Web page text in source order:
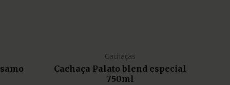
Cachaças
Cachaça Palato blend especial
750ml